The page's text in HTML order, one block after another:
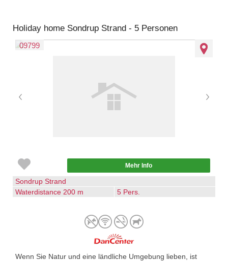
Holiday home Sondrup Strand - 5 Personen
09799
Mehr Info
Sondrup Strand
Waterdistance 200 m
5 Pers.
Wenn Sie Natur und eine ländliche Umgebung lieben, ist